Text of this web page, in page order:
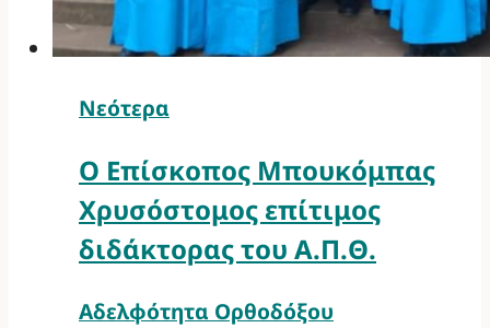
Νεότερα
Ο Επίσκοπος Μπουκόμπας
Χρυσόστομος επίτιμος
διδάκτορας του Α.Π.Θ.
Αδελφότητα Ορθοδόξου